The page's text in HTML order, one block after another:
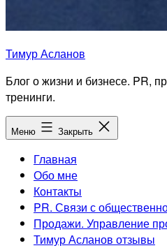
Тимур Асланов
Блог о жизни и бизнесе. PR,
тренинги.
Меню Закрыть
Главная
Обо мне
Контакты
PR. Связи с
Продажи. Управление
Тимур Асланов отзывы